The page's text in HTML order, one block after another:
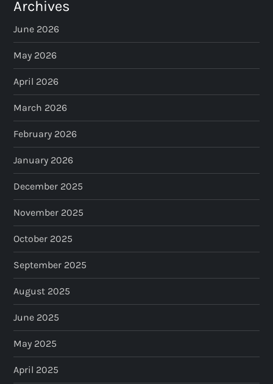
p
a
g
i
n
a
t
i
o
n
Archives
June 2026
May 2026
April 2026
March 2026
February 2026
January 2026
December 2025
November 2025
October 2025
September 2025
August 2025
June 2025
May 2025
April 2025